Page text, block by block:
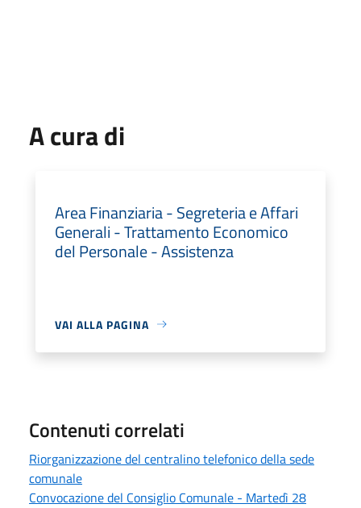
A cura di
Area Finanziaria - Segreteria e Affari
Generali - Trattamento Economico
del Personale - Assistenza
VAI ALLA PAGINA
Contenuti correlati
Riorganizzazione del centralino telefonico della sede
comunale
Convocazione del Consiglio Comunale - Martedì 28